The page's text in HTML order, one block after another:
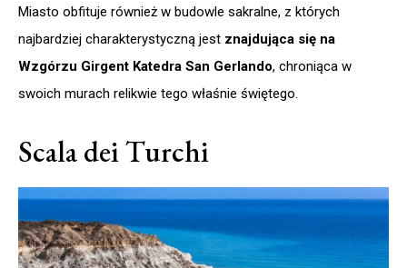
Miasto obfituje również w budowle sakralne, z których
najbardziej charakterystyczną jest znajdująca się na
Wzgórzu Girgent Katedra San Gerlando, chroniąca w
swoich murach relikwie tego właśnie świętego.
Scala dei Turchi